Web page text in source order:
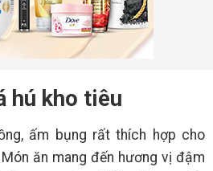
hú kho tiêu
ấm bụng rất thích hợp cho
ăn mang đến hương vị đậm